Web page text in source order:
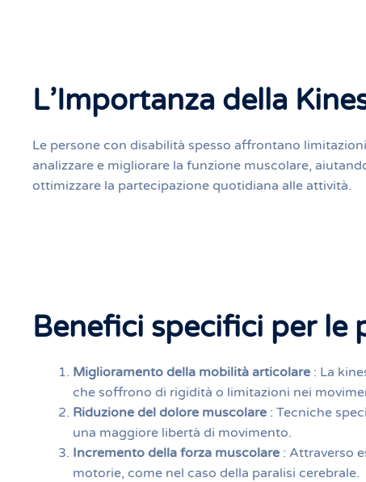
L’Importanza della
Le persone con disabilità spesso affrontano
analizzare e migliorare la funzione muscolare,
ottimizzare la partecipazione quotidiana alle attività.
Benefici specifici per le
Miglioramento della mobilità articolare : La
che soffrono di rigidità o limitazioni nei
Riduzione del dolore muscolare : Tecniche
una maggiore libertà di movimento.
Incremento della forza muscolare : Attraverso
motorie, come nel caso della paralisi cerebrale.